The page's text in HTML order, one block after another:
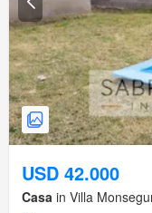
USD 42.000
Casa in Villa